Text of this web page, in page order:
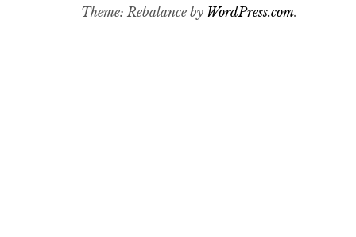
Theme: Rebalance by WordPress.com.